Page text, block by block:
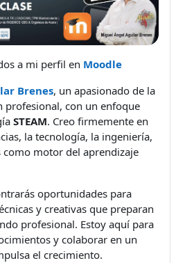
a mi perfil en Moodle
Brenes, un apasionado de la
profesional, con un enfoque
STEAM. Creo firmemente en
la tecnología, la ingeniería,
como motor del aprendizaje
oportunidades para
y creativas que preparan
profesional. Estoy aquí para
y colaborar en un
el crecimiento.